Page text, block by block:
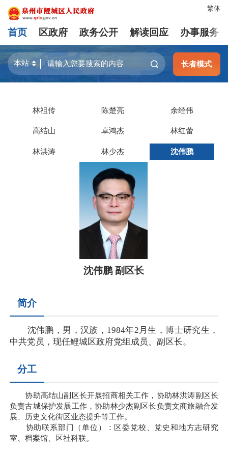
繁体
首页 区政府 政务公开 解读回应 办事服务
长者模式
林祖传 陈楚亮 余经伟
高结山 卓鸿杰 林红蕾
林洪涛 林少杰 沈伟鹏
沈伟鹏 副区长
简介
沈伟鹏，男，汉族，1984年2月生，博士研究生，
中共党员，现任鲤城区政府党组成员、副区长。
分工
协助高结山副区长开展招商相关工作，协助林洪涛副区长
负责古城保护发展工作，协助林少杰副区长负责文商旅融合发
展、历史文化街区业态提升等工作。
协助联系部门（单位）：区委党校、党史和地方志研究
室、档案馆、区社科联。